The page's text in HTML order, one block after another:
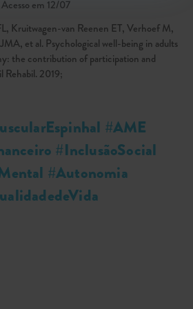
em 12/07
Kruitwagen-van Reenen ET, Verhoef M,
et al. Psychological well-being in adults
the contribution of participation and
Rehabil. 2019;
#AME
#InclusãoSocial
#Autonomia